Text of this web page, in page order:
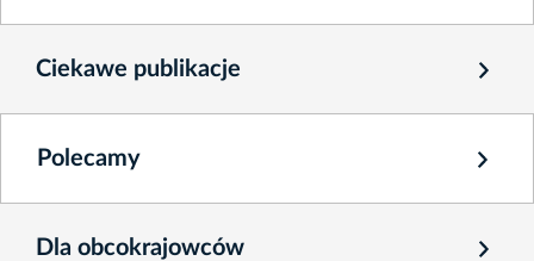
Ciekawe publikacje
Polecamy
Dla obcokrajowców